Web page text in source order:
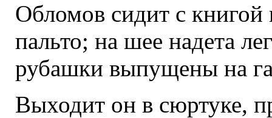
Обломов сидит с
пальто; на шее надета
рубашки выпущены на
Выходит он в сюртуке,